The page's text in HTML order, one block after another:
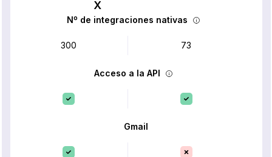
Nº de integraciones nativas
300 73
Acceso a la API
Gmail